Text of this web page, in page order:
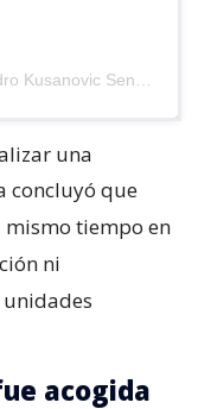
Una publicación compartida por Alejandro Kusanovic Senador (@akusanovicg)
una
concluyó que
mismo tiempo en
ni
acogida